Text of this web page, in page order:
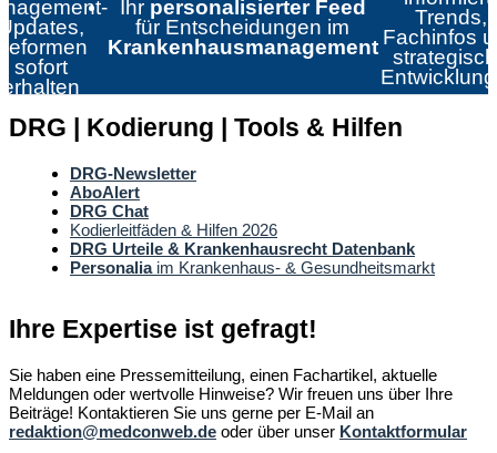
sofort
erhalten
Ihr personalisierter Feed
für Entscheidungen im
Krankenhausmanagement
Trends,
Fachinfos
DRG | Kodierung | Tools & Hilfen
DRG-Newsletter
AboAlert
DRG Chat
Kodierleitfäden & Hilfen 2026
DRG Urteile & Krankenhausrecht Datenbank
Personaliaim Krankenhaus- & Gesundheitsmarkt
Ihre Expertise ist gefragt!
Sie haben eine Pressemitteilung, einen Fachartikel, aktuelle
Meldungen oder wertvolle Hinweise? Wir freuen uns über Ihre
Beiträge! Kontaktieren Sie uns gerne per E-Mail an
redaktion@medconweb.de oder über unser Kontaktformular